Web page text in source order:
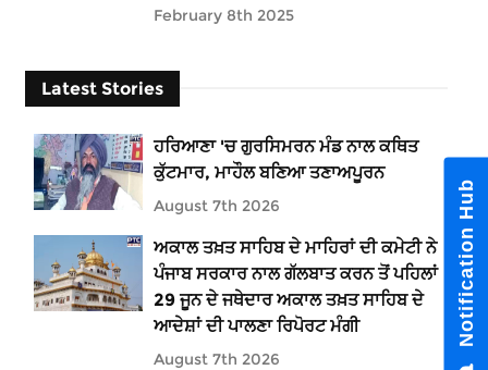
February 8th 2025
Latest Stories
ਹਰਿਆਣਾ 'ਚ ਗੁਰਸਿਮਰਨ ਮੰਡ ਨਾਲ ਕਥਿਤ
ਕੁੱਟਮਾਰ, ਮਾਹੌਲ ਬਣਿਆ ਤਣਾਅਪੂਰਨ
August 7th 2026
ਅਕਾਲ ਤਖ਼ਤ ਸਾਹਿਬ ਦੇ ਮਾਹਿਰਾਂ ਦੀ ਕਮੇਟੀ ਨੇ
ਪੰਜਾਬ ਸਰਕਾਰ ਨਾਲ ਗੱਲਬਾਤ ਕਰਨ ਤੋਂ ਪਹਿਲਾਂ
29 ਜੂਨ ਦੇ ਜਥੇਦਾਰ ਅਕਾਲ ਤਖ਼ਤ ਸਾਹਿਬ ਦੇ
ਆਦੇਸ਼ਾਂ ਦੀ ਪਾਲਣਾ ਰਿਪੋਰਟ ਮੰਗੀ
August 7th 2026
Notification Hub